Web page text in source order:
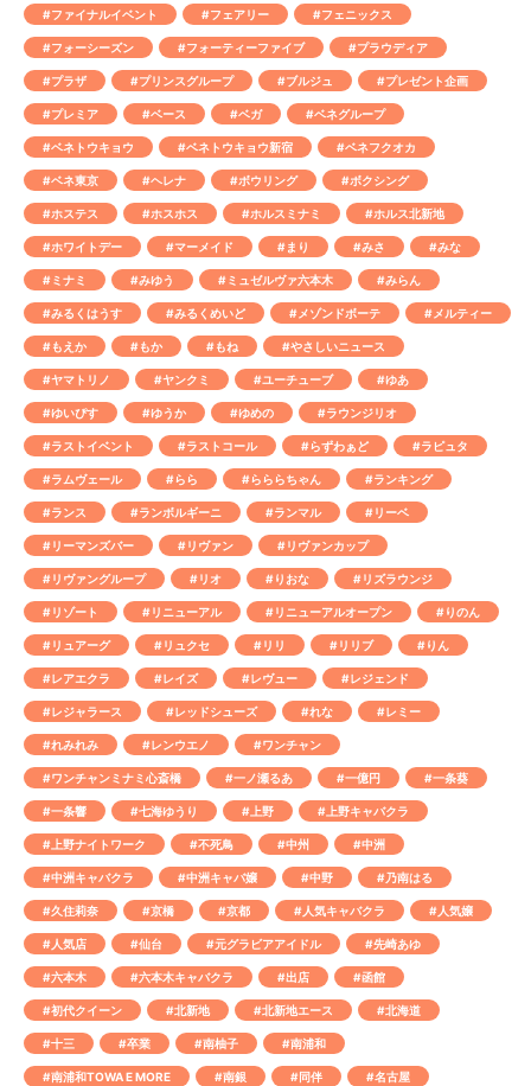
#ファイナルイベント #フェアリー #フェニックス
#フォーシーズン #フォーティーファイブ #プラウディア
#プラザ #プリンスグループ #ブルジュ #プレゼント企画
#プレミア #ベース #ベガ #ベネグループ
#ベネトウキョウ #ベネトウキョウ新宿 #ベネフクオカ
#ベネ東京 #ヘレナ #ボウリング #ボクシング
#ホステス #ホスホス #ホルスミナミ #ホルス北新地
#ホワイトデー #マーメイド #まり #みさ #みな
#ミナミ #みゆう #ミュゼルヴァ六本木 #みらん
#みるくはうす #みるくめいど #メゾンドボーテ #メルティー
#もえか #もか #もね #やさしいニュース
#ヤマトリノ #ヤンクミ #ユーチューブ #ゆあ
#ゆいぴす #ゆうか #ゆめの #ラウンジリオ
#ラストイベント #ラストコール #らずわぁど #ラピュタ
#ラムヴェール #らら #らららちゃん #ランキング
#ランス #ランボルギーニ #ランマル #リーベ
#リーマンズバー #リヴァン #リヴァンカップ
#リヴァングループ #リオ #りおな #リズラウンジ
#リゾート #リニューアル #リニューアルオープン #りのん
#リュアーグ #リュクセ #リリ #リリブ #りん
#レアエクラ #レイズ #レヴュー #レジェンド
#レジャラース #レッドシューズ #れな #レミー
#れみれみ #レンウエノ #ワンチャン
#ワンチャンミナミ心斎橋 #一ノ瀬るあ #一億円 #一条葵
#一条響 #七海ゆうり #上野 #上野キャバクラ
#上野ナイトワーク #不死鳥 #中州 #中洲
#中洲キャバクラ #中洲キャバ嬢 #中野 #乃南はる
#久住莉奈 #京橋 #京都 #人気キャバクラ #人気嬢
#人気店 #仙台 #元グラビアアイドル #先崎あゆ
#六本木 #六本木キャバクラ #出店 #函館
#初代クイーン #北新地 #北新地エース #北海道
#十三 #卒業 #南柚子 #南浦和
#南浦和TOWA E MORE #南銀 #同伴 #名古屋